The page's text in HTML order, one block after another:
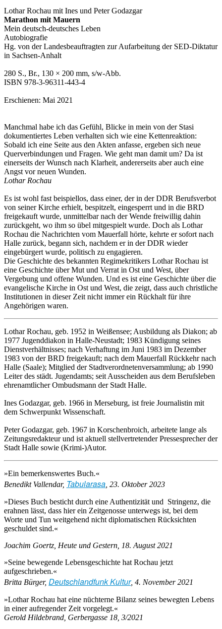
Lothar Rochau mit Ines und Peter Godazgar
Marathon mit Mauern
Mein deutsch-deutsches Leben
Autobiografie
Hg. von der Landesbeauftragten zur Aufarbeitung der SED-Diktatur
in Sachsen-Anhalt
280 S., Br., 130 × 200 mm, s/w-Abb.
ISBN 978-3-96311-443-4
Erschienen: Mai 2021
Manchmal habe ich das Gefühl, Blicke in mein von der Stasi
dokumentiertes Leben verhalten sich wie eine Kettenreaktion:
Sobald ich eine Seite aus den Akten anfasse, ergeben sich neue
Querverbindungen und Fragen. Wie geht man damit um? Da ist
einerseits der Wunsch nach Klarheit, andererseits aber auch eine
Angst vor neuen Wunden.
Lothar Rochau
Es ist wohl fast beispiellos, dass einer, der in der DDR Berufsverbot
von seiner Kirche erhielt, bespitzelt, eingesperrt und in die BRD
freigekauft wurde, unmittelbar nach der Wende freiwillig dahin
zurückgeht, wo ihm so übel mitgespielt wurde. Doch als Lothar
Rochau die Nachrichten vom Mauerfall hörte, kehrte er sofort nach
Halle zurück, begann sich, nachdem er in der DDR wieder
eingebürgert wurde, politisch zu engagieren.
Die Geschichte des bekannten Regimekritikers Lothar Rochau ist
eine Geschichte über Mut und Verrat in Ost und West, über
Vergebung und offene Wunden. Und es ist eine Geschichte über die
evangelische Kirche in Ost und West, die zeigt, dass auch christliche
Institutionen in dieser Zeit nicht immer ein Rückhalt für ihre
Angehörigen waren.
Lothar Rochau, geb. 1952 in Weißensee; Ausbildung als Diakon; ab
1977 Jugenddiakon in Halle-Neustadt; 1983 Kündigung seines
Dienstverhältnisses; nach Verhaftung im Juni 1983 im Dezember
1983 von der BRD freigekauft; nach dem Mauerfall Rückkehr nach
Halle (Saale); Mitglied der Stadtverordnetenversammlung; ab 1990
Leiter des städt. Jugendamts; seit Ausscheiden aus dem Berufsleben
ehrenamtlicher Ombudsmann der Stadt Halle.
Ines Godazgar, geb. 1966 in Merseburg, ist freie Journalistin mit
dem Schwerpunkt Wissenschaft.
Peter Godazgar, geb. 1967 in Korschenbroich, arbeitete lange als
Zeitungsredakteur und ist aktuell stellvertretender Pressesprecher der
Stadt Halle sowie (Krimi-)Autor.
»Ein bemerkenswertes Buch.«
Benedikt Vallendar, Tabularasa , 23. Oktober 2023
»Dieses Buch besticht durch eine Authentizität und Stringenz, die
erahnen lässt, dass hier ein Zeitgenosse unterwegs ist, bei dem
Worte und Tun weitgehend nicht diplomatischen Rücksichten
geschuldet sind.«
Joachim Goertz, Heute und Gestern, 18. August 2021
»Seine bewegende Lebensgeschichte hat Rochau jetzt
aufgeschrieben.«
Britta Bürger, Deutschlandfunk Kultur, 4. November 2021
»Lothar Rochau hat eine nüchterne Bilanz seines bewegten Lebens
in einer aufregender Zeit vorgelegt.«
Gerold Hildebrand, Gerbergasse 18, 3/2021